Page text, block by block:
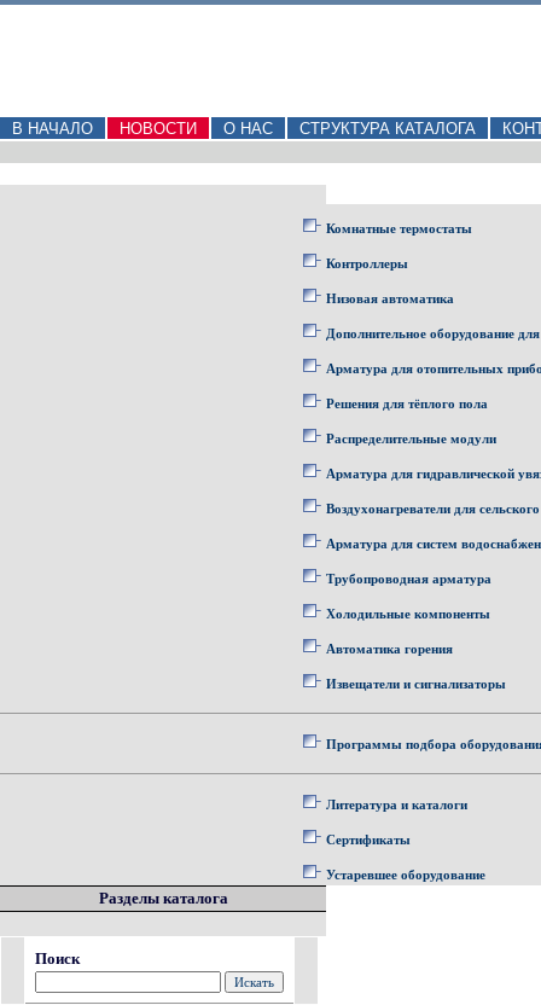
В НАЧАЛО НОВОСТИ О НАС СТРУКТУРА КАТАЛОГА
Комнатные термостаты
Контроллеры
Низовая автоматика
Дополнительное оборудование
Арматура для отопительных
Решения для тёплого пола
Распределительные модули
Арматура для гидравлической
Воздухонагреватели для
Арматура для систем
Трубопроводная арматура
Холодильные компоненты
Автоматика горения
Извещатели и сигнализаторы
Программы подбора
Литература и каталоги
Сертификаты
Устаревшее оборудование
Разделы каталога
Поиск